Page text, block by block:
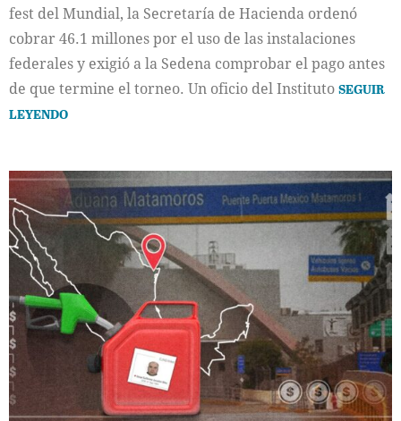
fest del Mundial, la Secretaría de Hacienda ordenó
cobrar 46.1 millones por el uso de las instalaciones
federales y exigió a la Sedena comprobar el pago antes
de que termine el torneo. Un oficio del InstitutoSEGUIR
LEYENDO